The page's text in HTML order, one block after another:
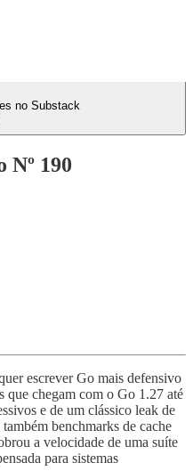
no Substack
Nº 190
escrever Go mais defensivo
que chegam com o Go 1.27 até
e de um clássico leak de
benchmarks de cache
a velocidade de uma suíte
para sistemas